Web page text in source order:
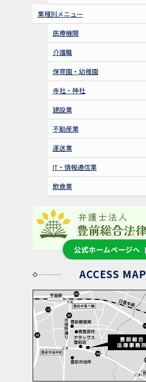
業種別メニュー
医療機関
介護職
保育園・幼稚園
寺社・神社
建設業
不動産業
運送業
IT・情報通信業
飲食業
公式ホームページへ
ACCESS MAP